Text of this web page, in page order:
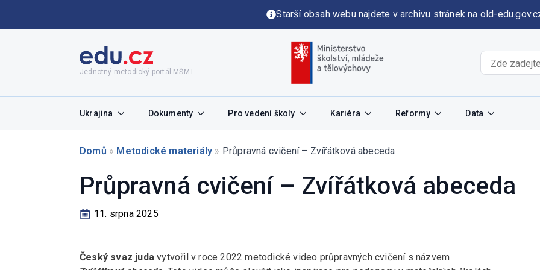
Starší obsah webu najdete v archivu stránek na old-
Jednotný metodický portál MŠMT
Ukrajina Dokumenty Pro vedení školy Kariéra Reformy Data
Domů » Metodické materiály » Průpravná cvičení – Zvířátková abeceda
Průpravná cvičení – Zvířátková abeceda
11. srpna 2025
Český svaz juda vytvořil v roce 2022 metodické video průpravných cvičení s názvem